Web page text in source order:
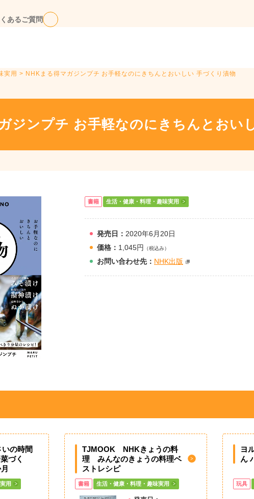
あるご質問
実用 > NHKまる得マガジンプチ お手軽なのにきちんとおいしい 手づくり漬物
ジンプチ お手軽なのにきちんとおい
書籍 生活・健康・料理・趣味実用
発売日： 2020年6月20日
価格： 1,045円 （税込み）
お問い合わせ先： NHK出版
の時間
づく
用
TJMOOK NHKきょうの料
理 みんなのきょうの料理ベ
ストレシピ
書籍 生活・健康・料理・趣味実用
ヨ
ん
玩具